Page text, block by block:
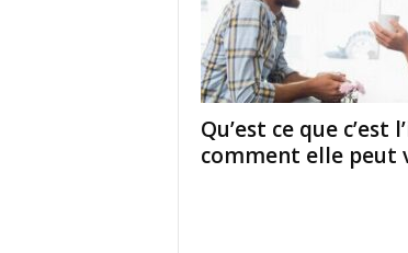
Qu’est ce que c’est
comment elle peut